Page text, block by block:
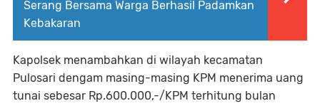
Serang Bersama Warga Berhasil Padamkan
Kebakaran
Kapolsek menambahkan di wilayah kecamatan
Pulosari dengam masing-masing KPM menerima uang
tunai sebesar Rp.600.000,-/KPM terhitung bulan